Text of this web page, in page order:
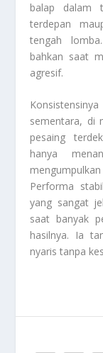
balap dalam
terdepan
tengah
bahkan saat
agresif.
sementara, di
pesaing
hanya
Performa
yang sangat
saat banyak
hasilnya. Ia
nyaris tanpa